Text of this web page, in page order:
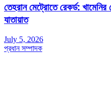
তেহরান মেট্রোতে রেকর্ড: খামেনির
যাতায়াত
July 5, 2026
প্রধান সম্পাদক